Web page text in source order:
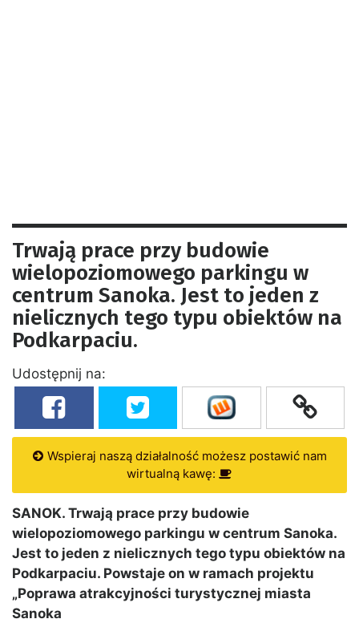
Trwają prace przy budowie
wielopoziomowego parkingu w
centrum Sanoka. Jest to jeden z
nielicznych tego typu obiektów na
Podkarpaciu.
Udostępnij na:
Wspieraj naszą działalność możesz postawić nam
wirtualną kawę:
SANOK. Trwają prace przy budowie
wielopoziomowego parkingu w centrum Sanoka.
Jest to jeden z nielicznych tego typu obiektów na
Podkarpaciu. Powstaje on w ramach projektu
„Poprawa atrakcyjności turystycznej miasta
Sanoka